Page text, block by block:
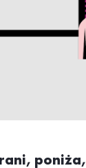
poniża,